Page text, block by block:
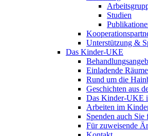
Studien
Unterstützung &
Das Kinder-UKE
Einladende Räume
Rund um die
Geschichten aus
Das Kinder-UKE
Arbeiten im
Spenden auch
Für zuweisende